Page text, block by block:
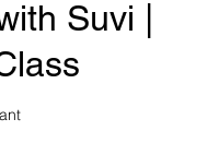
Suvi |